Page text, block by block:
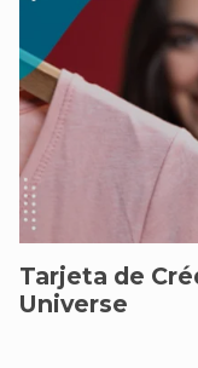
Tarjeta de
Universe